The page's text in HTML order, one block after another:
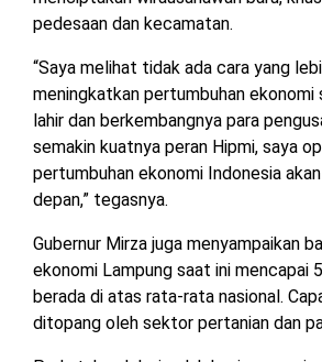
pedesaan dan kecamatan.
“Saya melihat tidak ada cara yang
meningkatkan pertumbuhan ekonomi
lahir dan berkembangnya para
semakin kuatnya peran Hipmi, saya
pertumbuhan ekonomi Indonesia
depan,” tegasnya.
Gubernur Mirza juga menyampaikan
ekonomi Lampung saat ini mencapai
berada di atas rata-rata nasional.
ditopang oleh sektor pertanian dan